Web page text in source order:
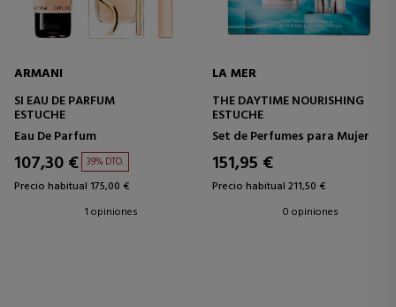
ARMANI
SI EAU DE PARFUM
ESTUCHE
Eau De Parfum
107,30 € 39% DTO.
Precio habitual 175,00 €
1 opiniones
LA MER
THE DAYTIME NOURISHING
ESTUCHE
Set de Perfumes para Mujer
151,95 €
Precio habitual 211,50 €
0 opiniones